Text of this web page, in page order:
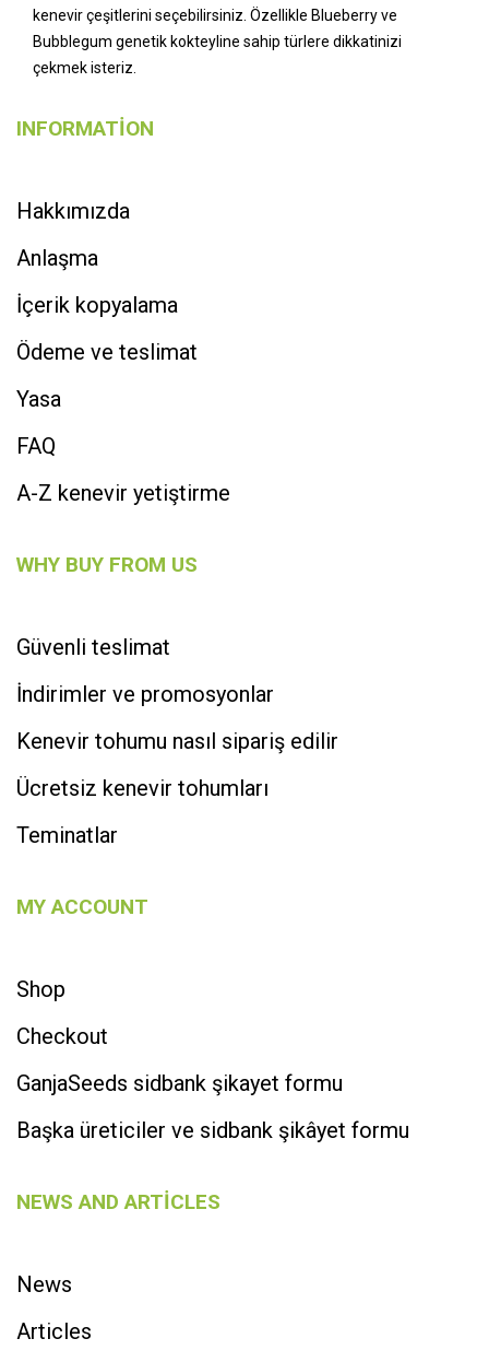
kenevir çeşitlerini seçebilirsiniz. Özellikle Blueberry ve
Bubblegum genetik kokteyline sahip türlere dikkatinizi
çekmek isteriz.
INFORMATION
Hakkımızda
Anlaşma
İçerik kopyalama
Ödeme ve teslimat
Yasa
FAQ
A-Z kenevir yetiştirme
WHY BUY FROM US
Güvenli teslimat
İndirimler ve promosyonlar
Kenevir tohumu nasıl sipariş edilir
Ücretsiz kenevir tohumları
Teminatlar
MY ACCOUNT
Shop
Checkout
GanjaSeeds sidbank şikayet formu
Başka üreticiler ve sidbank şikâyet formu
NEWS AND ARTICLES
News
Articles